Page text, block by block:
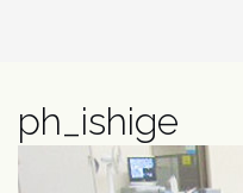
ph_ishige